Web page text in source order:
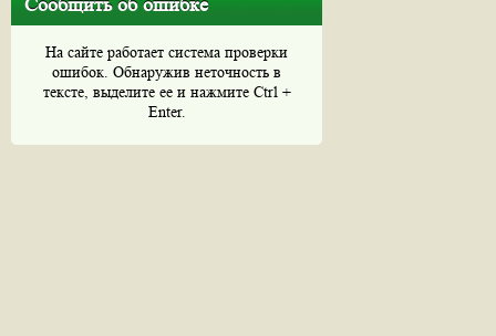
Сообщить об ошибке
На сайте работает система проверки
ошибок. Обнаружив неточность в
тексте, выделите ее и нажмите Ctrl +
Enter.